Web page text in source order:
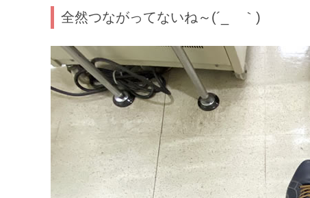
全然つながってないね～(´_ゝ｀)